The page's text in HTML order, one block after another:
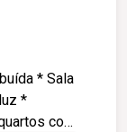
* Sala
*
com